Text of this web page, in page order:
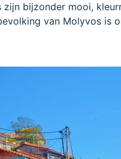
zijn bijzonder mooi,
van Molyvos is